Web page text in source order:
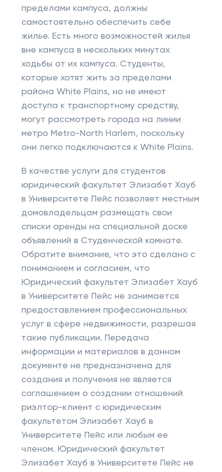
пределами кампуса, должны
самостоятельно обеспечить себе
жилье. Есть много возможностей жилья
вне кампуса в нескольких минутах
ходьбы от их кампуса. Студенты,
которые хотят жить за пределами
района White Plains, но не имеют
доступа к транспортному средству,
могут рассмотреть города на линии
метро Metro-North Harlem, поскольку
они легко подключаются к White Plains.
В качестве услуги для студентов
юридический факультет Элизабет Хауб
в Университете Пейс позволяет местным
домовладельцам размещать свои
списки аренды на специальной доске
объявлений в Студенческой комнате.
Обратите внимание, что это сделано с
пониманием и согласием, что
Юридический факультет Элизабет Хауб
в Университете Пейс не занимается
предоставлением профессиональных
услуг в сфере недвижимости, разрешая
такие публикации. Передача
информации и материалов в данном
документе не предназначена для
создания и получения не является
соглашением о создании отношений
риэлтор-клиент с юридическим
факультетом Элизабет Хауб в
Университете Пейс или любым ее
членом. Юридический факультет
Элизабет Хауб в Университете Пейс не